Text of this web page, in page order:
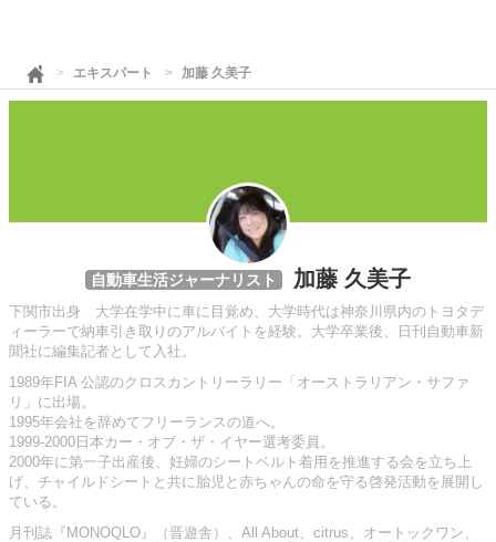
エキスパート 加藤 久美子
自動車生活ジャーナリスト 加藤 久美子
下関市出身 大学在学中に車に目覚め、大学時代は神奈川県内のトヨタデ
ィーラーで納車引き取りのアルバイトを経験。大学卒業後、日刊自動車新
聞社に編集記者として入社。
1989年FIA 公認のクロスカントリーラリー「オーストラリアン・サファ
リ」に出場。
1995年会社を辞めてフリーランスの道へ。
1999-2000日本カー・オブ・ザ・イヤー選考委員。
2000年に第一子出産後、妊婦のシートベルト着用を推進する会を立ち上
げ、チャイルドシートと共に胎児と赤ちゃんの命を守る啓発活動を展開し
ている。
月刊誌『MONOQLO』（晋遊舎）、All About、citrus、オートックワン、